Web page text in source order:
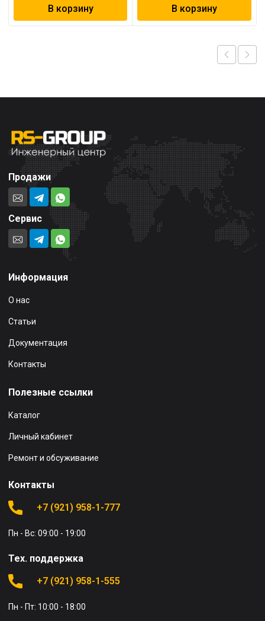
В корзину В корзину
Продажи
Сервис
Информация
О нас
Статьи
Документация
Контакты
Полезные ссылки
Каталог
Личный кабинет
Ремонт и обсуживание
Контакты
+7 (921) 958-1-777
Пн - Вс: 09:00 - 19:00
Тех. поддержка
+7 (921) 958-1-555
Пн - Пт: 10:00 - 18:00